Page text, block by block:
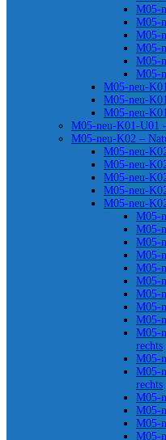
M05-
M05-
M05-
M05-
M05-
M05-
M05-neu-
M05-neu-
M05-neu-
M05-neu-K01-U01
M05-neu-K02 –
M05-neu-
M05-neu-
M05-neu-
M05-neu-
M05-neu-
M05-
M05-
M05-
M05-
M05-
M05-
M05-
M05-
M05-
M05-
rechts
M05-
M05-
rechts
M05-
M05-
M05-
M05-